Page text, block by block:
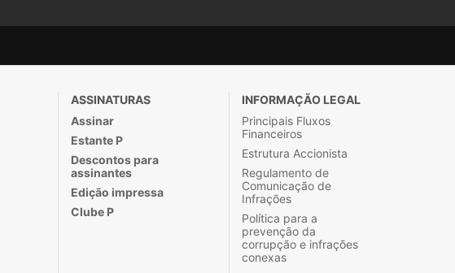
ASSINATURAS
Assinar
Estante P
Descontos para
assinantes
Edição impressa
Clube P
INFORMAÇÃO LEGAL
Principais Fluxos
Financeiros
Estrutura Accionista
Regulamento de
Comunicação de
Infrações
Política para a
prevenção da
corrupção e infrações
conexas